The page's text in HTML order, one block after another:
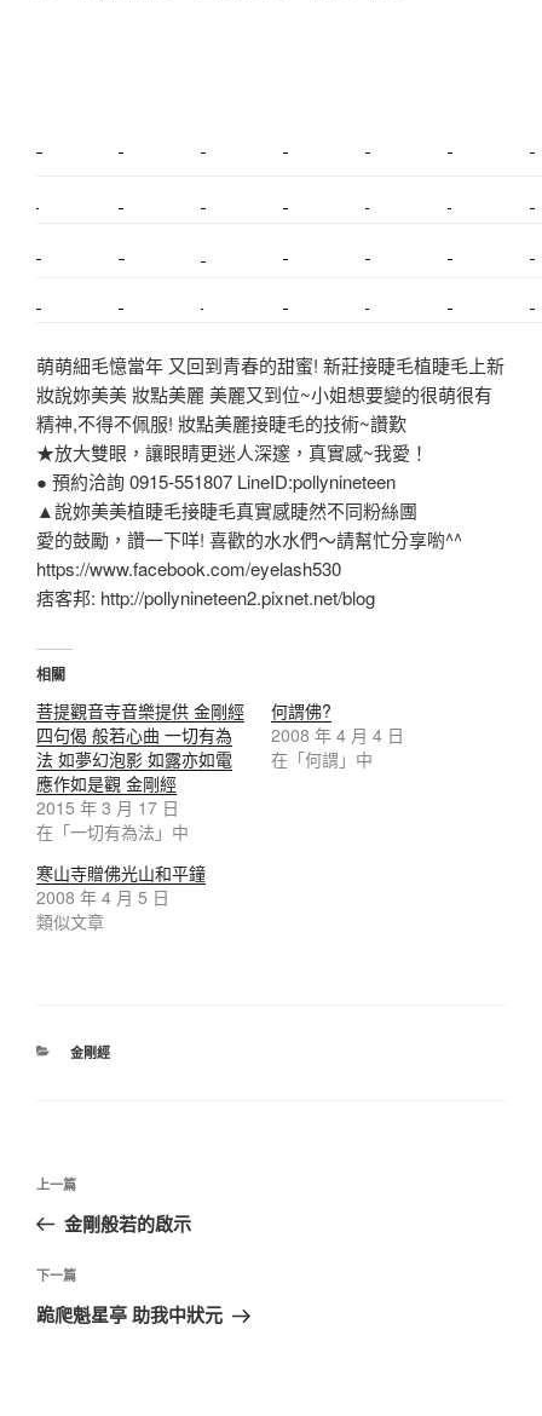
萌萌細毛憶當年 又回到青春的甜蜜! 新莊接睫毛植睫毛上新
妝說妳美美 妝點美麗 美麗又到位~小姐想要變的很萌很有
精神,不得不佩服! 妝點美麗接睫毛的技術~讚歎
★放大雙眼，讓眼睛更迷人深邃，真實感~我愛！
● 預約洽詢 0915-551807 LineID:pollynineteen
▲說妳美美植睫毛接睫毛真實感睫然不同粉絲團
愛的鼓勵，讚一下咩! 喜歡的水水們～請幫忙分享喲^^
https://www.facebook.com/eyelash530
痞客邦: http://pollynineteen2.pixnet.net/blog
相關
菩提觀音寺音樂提供 金剛經
四句偈 般若心曲 一切有為
法 如夢幻泡影 如露亦如電
應作如是觀 金剛經
2015 年 3 月 17 日
在「一切有為法」中
何謂佛?
2008 年 4 月 4 日
在「何謂」中
寒山寺贈佛光山和平鐘
2008 年 4 月 5 日
類似文章
金剛經
上一篇
金剛般若的啟示
下一篇
跪爬魁星亭 助我中狀元